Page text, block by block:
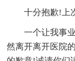
十分抱歉!上
一个让我事
然离开离开医院